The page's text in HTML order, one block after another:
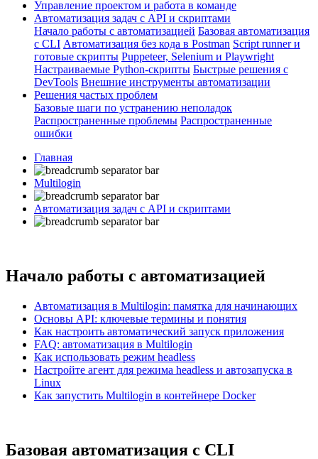
Управление проектом и работа в команде
Автоматизация задач с API и скриптами
Начало работы с автоматизацией Базовая автоматизация
с CLI Автоматизация без кода в Postman Script runner и
готовые скрипты Puppeteer, Selenium и Playwright
Настраиваемые Python-скрипты Быстрые решения с
DevTools Внешние инструменты автоматизации
Решения частых проблем
Базовые шаги по устранению неполадок
Распространенные проблемы Распространенные
ошибки
Главная
Multilogin
Автоматизация задач с API и скриптами
Начало работы с автоматизацией
Автоматизация в Multilogin: памятка для начинающих
Основы API: ключевые термины и понятия
Как настроить автоматический запуск приложения
FAQ: автоматизация в Multilogin
Как использовать режим headless
Настройте агент для режима headless и автозапуска в
Linux
Как запустить Multilogin в контейнере Docker
Базовая автоматизация с CLI